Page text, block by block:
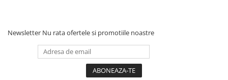
Newsletter Nu rata ofertele si promotiile noastre